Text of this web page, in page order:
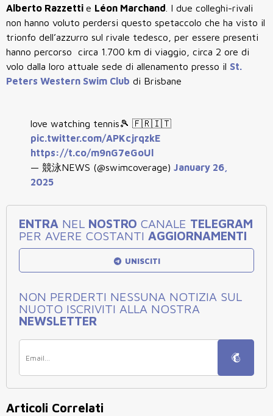
Alberto Razzetti e Léon Marchand . I due colleghi-rivali
non hanno voluto perdersi questo spetaccolo che ha visto il
trionfo dell’azzurro sul rivale tedesco, per essere presenti
hanno percorso circa 1.700 km di viaggio, circa 2 ore di
volo dalla loro attuale sede di allenamento presso il St.
Peters Western Swim Club di Brisbane
love watching tennis🎾 🇫🇷🇮🇹
pic.twitter.com/APKcjrqzkE
https://t.co/m9nG7eGoUl
— 競泳NEWS (@swimcoverage) January 26,
2025
ENTRA NEL NOSTRO CANALE TELEGRAM
PER AVERE COSTANTI AGGIORNAMENTI
UNISCITI
NON PERDERTI NESSUNA NOTIZIA SUL
NUOTO ISCRIVITI ALLA NOSTRA
NEWSLETTER
Articoli Correlati